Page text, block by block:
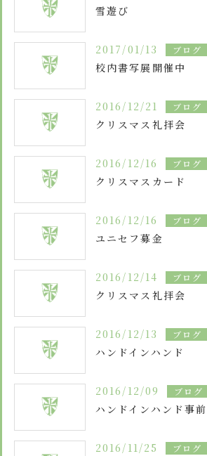
体験入学
よくある質問
諸届出用紙
卒業生進学先
学校生活
検定合格、入賞・入選
通学用ランドセルについて
施設紹介
設備紹介
安心・安全
スクールバス
アクセス
個人情報保護
特定商取引法に基づく表示
寄付金の募集
follow us
雪遊び
2017/01/13 ブログ
校内書写展開催中
2016/12/21 ブログ
クリスマス礼拝会
2016/12/16 ブログ
クリスマスカード
2016/12/16 ブログ
ユニセフ募金
2016/12/14 ブログ
クリスマス礼拝会
2016/12/13 ブログ
ハンドインハンド
2016/12/09 ブログ
ハンドインハンド事
2016/11/25 ブログ